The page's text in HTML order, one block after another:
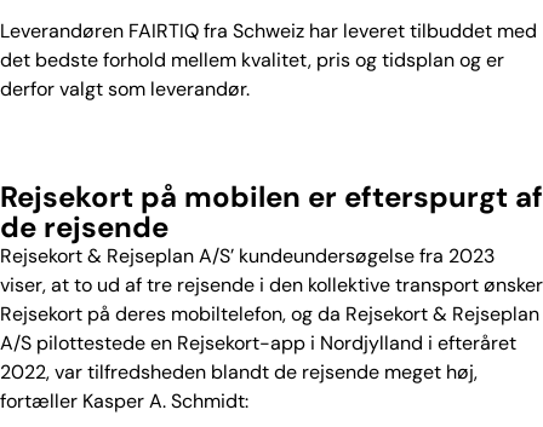
Leverandøren FAIRTIQ fra Schweiz har leveret tilbuddet med
det bedste forhold mellem kvalitet, pris og tidsplan og er
derfor valgt som leverandør.
Rejsekort på mobilen er efterspurgt af
de rejsende
Rejsekort & Rejseplan A/S’ kundeundersøgelse fra 2023
viser, at to ud af tre rejsende i den kollektive transport ønsker
Rejsekort på deres mobiltelefon, og da Rejsekort & Rejseplan
A/S pilottestede en Rejsekort-app i Nordjylland i efteråret
2022, var tilfredsheden blandt de rejsende meget høj,
fortæller Kasper A. Schmidt: